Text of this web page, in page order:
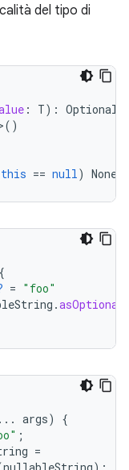
del tipo di
: T):
()
this == null) None
{
= "foo"
.asOptional
... args)
{
;
=